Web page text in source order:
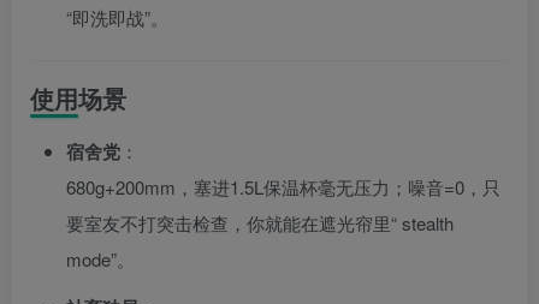
“即洗即战”。
使用场景
宿舍党 ：
680g+200mm，塞进1.5L保温杯毫无压力；噪音=0，只
要室友不打突击检查，你就能在遮光帘里“ stealth
mode”。